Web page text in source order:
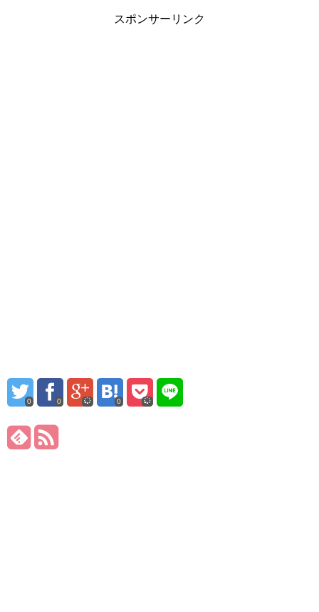
スポンサーリンク
0 0 0